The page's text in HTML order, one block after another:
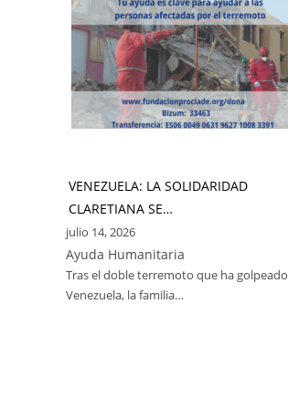
VENEZUELA: LA SOLIDARIDAD
CLARETIANA SE…
julio 14, 2026
Ayuda Humanitaria
Tras el doble terremoto que ha golpeado
Venezuela, la familia…